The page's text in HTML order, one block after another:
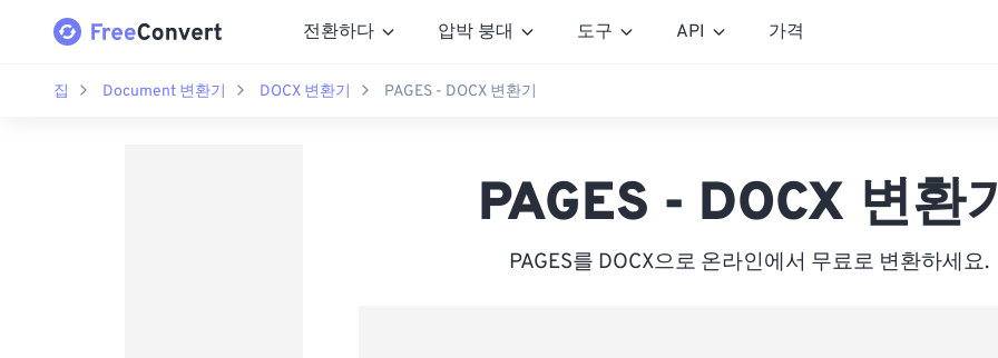
전환하다 압박 붕대 도구 API 가격
집 Document 변환기 DOCX 변환기 PAGES - DOCX 변환기
PAGES - DOCX 변환기
PAGES를 DOCX으로 온라인에서 무료로 변환하세요.